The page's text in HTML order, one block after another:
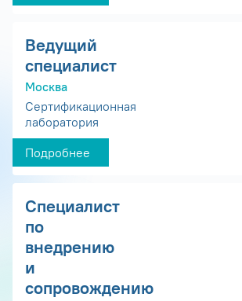
Ведущий
специалист
Москва
Сертификационная
лаборатория
Подробнее
Специалист
по
внедрению
и
сопровождению